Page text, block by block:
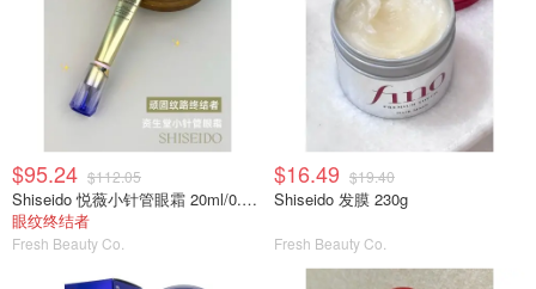
$95.24 $112.05
Shiseido 悦薇小针管眼霜 20ml/0.7oz
眼纹终结者
Fresh Beauty Co.
$16.49 $19.40
Shiseido 发膜 230g
Fresh Beauty Co.